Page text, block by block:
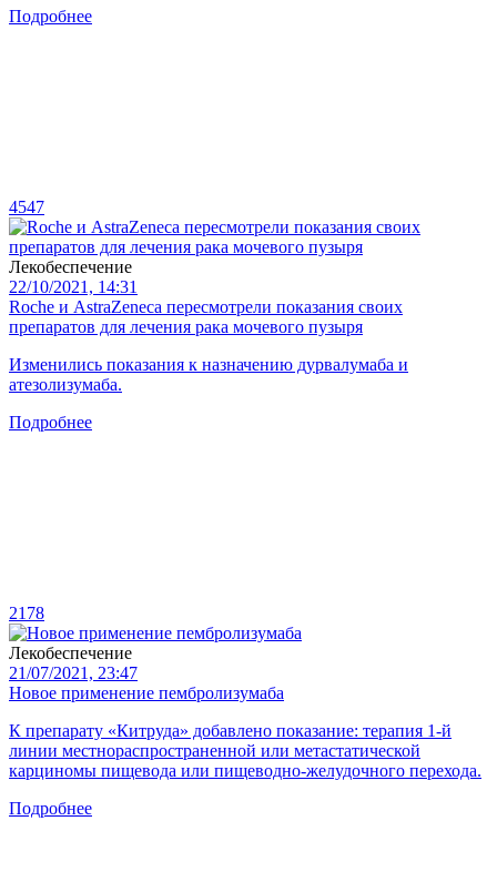
Подробнее
4547
Лекобеспечение
22/10/2021, 14:31
Roche и AstraZeneca пересмотрели показания своих
препаратов для лечения рака мочевого пузыря
Изменились показания к назначению дурвалумаба и
атезолизумаба.
Подробнее
2178
Лекобеспечение
21/07/2021, 23:47
Новое применение пембролизумаба
К препарату «Китруда» добавлено показание: терапия 1-й
линии местнораспространенной или метастатической
карциномы пищевода или пищеводно-желудочного перехода.
Подробнее